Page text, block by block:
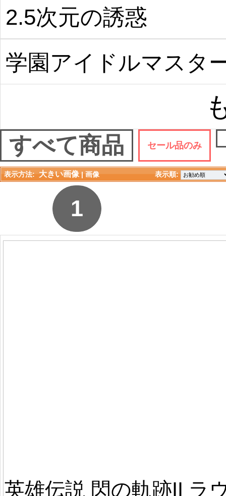
2.5次元の誘惑
学園アイドルマスタ
すべて商品 セール品のみ
表示方法: 大きい画像 | 画像 表示順:
1
英雄伝説 閃の軌跡II ラ